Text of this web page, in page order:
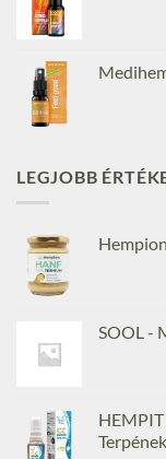
LEGJOBB
SOOL -